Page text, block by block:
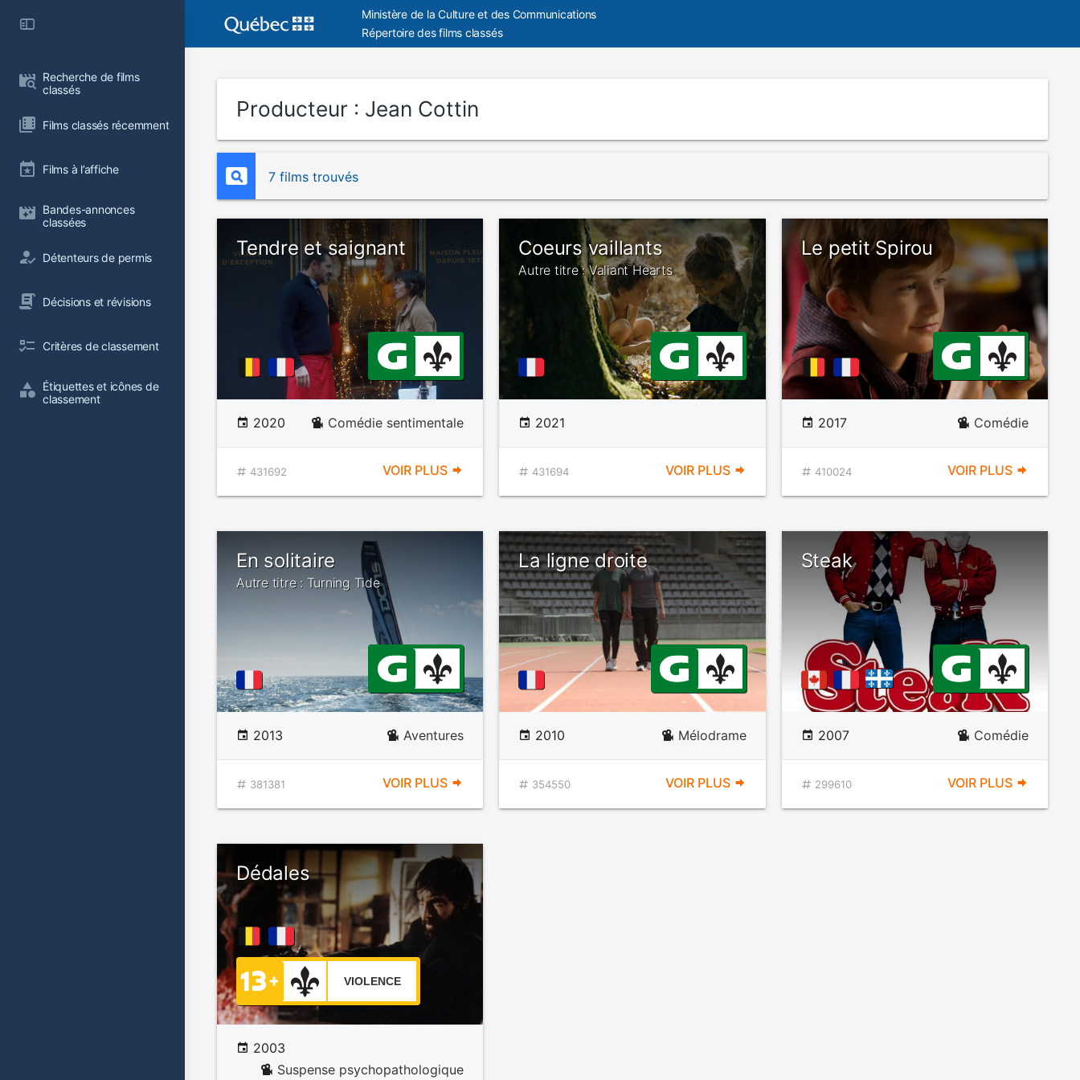
Recherche de films
classés
Films classés récemment
Films à l’affiche
Bandes-annonces
classées
Détenteurs de permis
Décisions et révisions
Critères de classement
Étiquettes et icônes de
classement
Ministère de la Culture et des Communications
Répertoire des films classés
Producteur : Jean Cottin
7 films trouvés
Tendre et saignant
2020 Comédie sentimentale
431692 VOIR PLUS
Coeurs vaillants
Autre titre : Valiant Hearts
2021
431694 VOIR PLUS
Le petit Spirou
2017 Comédie
410024 VOIR PLUS
En solitaire
Autre titre : Turning Tide
2013 Aventures
381381 VOIR PLUS
La ligne droite
2010 Mélodrame
354550 VOIR PLUS
Steak
2007 Comédie
299610 VOIR PLUS
Dédales
VIOLENCE
2003
Suspense psychopathologique